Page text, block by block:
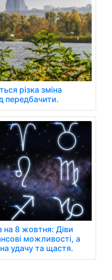
різка зміна
передбачити.
на 8 жовтня: Діви
можливості, а
удачу та щастя.